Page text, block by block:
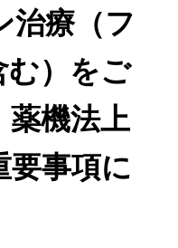
治療（フ
む）をご
機法上
要事項に